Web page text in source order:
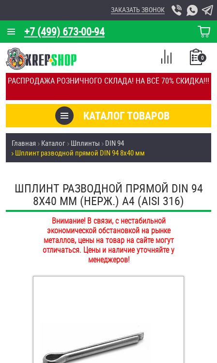
РАСПРОДАЖА РОЗНИЧНОГО СКЛАДА! НА ВСЁ 70% СКИДКА!!!
+7 (499) 673-00-94
ЗАКАЗАТЬ ЗВОНОК
КОРЗИНА
О КОМПАНИИ
КАЛЬКУЛЯТОР
ОТЗЫВЫ
УСЛУГИ
СКИДКИ
ОПТ
ПОКУПАТЕЛЯМ
ОПЛАТА И ДОСТАВКА
НАШИ МАГАЗИНЫ
КАТАЛОГ ТОВАРОВ
0
СПИСОК
СРАВНЕНИЕ
Товары со скидкой
Анкеры
Антивандальный крепёж, инструмент
Болты и винты
Втулки
Заклепки (Гайки-Заклепки)
Главная Каталог Шплинты
DIN 94
Шплинт разводной прямой DIN 94 8х40 мм
ШПЛИНТ РАЗВОДНОЙ ПРЯМОЙ DIN 94
8Х40 ММ (НЕРЖ.) A4 (AISI 316)
Внимание! В связи, с нестабильной
экономической обстановкой на рынке
металлов, цены на товар на сайте могут
отличаться. Цены и наличие уточняйте у
менеджеров!